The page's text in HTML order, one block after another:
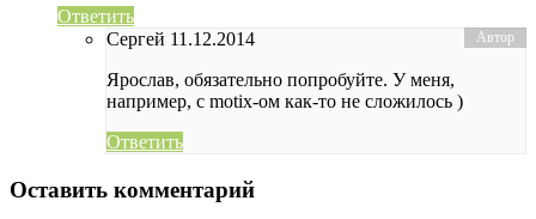
Ответить
Сергей 11.12.2014
Ярослав, обязательно попробуйте. У меня,
например, с motix-ом как-то не сложилось )
Ответить
Оставить комментарий